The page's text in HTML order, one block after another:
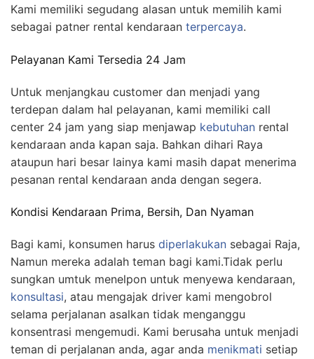
Kami memiliki segudang alasan untuk memilih kami
sebagai patner rental kendaraan terpercaya.
Pelayanan Kami Tersedia 24 Jam
Untuk menjangkau customer dan menjadi yang
terdepan dalam hal pelayanan, kami memiliki call
center 24 jam yang siap menjawap kebutuhan rental
kendaraan anda kapan saja. Bahkan dihari Raya
ataupun hari besar lainya kami masih dapat menerima
pesanan rental kendaraan anda dengan segera.
Kondisi Kendaraan Prima, Bersih, Dan Nyaman
Bagi kami, konsumen harus diperlakukan sebagai Raja,
Namun mereka adalah teman bagi kami.Tidak perlu
sungkan umtuk menelpon untuk menyewa kendaraan,
konsultasi, atau mengajak driver kami mengobrol
selama perjalanan asalkan tidak menganggu
konsentrasi mengemudi. Kami berusaha untuk menjadi
teman di perjalanan anda, agar anda menikmati setiap